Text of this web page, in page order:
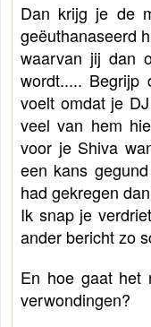
Dan krijg je de
geëuthanaseerd
waarvan jij dan
wordt.....
voelt omdat je
veel van hem
voor je Shiva
een kans
had gekregen
Ik snap je
ander bericht zo
En hoe gaat het
verwondingen?